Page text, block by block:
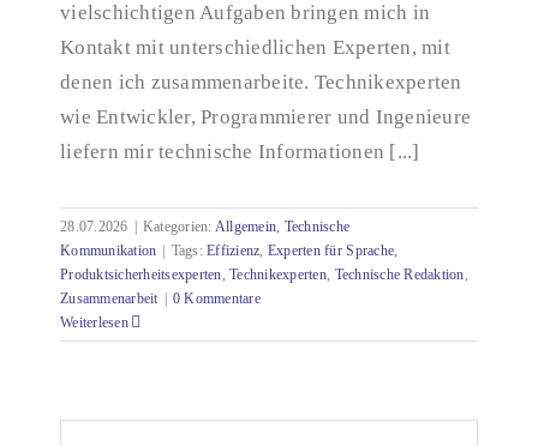
vielschichtigen Aufgaben bringen mich in
Kontakt mit unterschiedlichen Experten, mit
denen ich zusammenarbeite. Technikexperten
wie Entwickler, Programmierer und Ingenieure
liefern mir technische Informationen [...]
28.07.2026 Kategorien: Allgemein, Technische
Kommunikation
Tags:Effizienz, Experten für Sprache,
Produktsicherheitsexperten,Technikexperten, Technische Redaktion,
Zusammenarbeit
0 Kommentare
Weiterlesen